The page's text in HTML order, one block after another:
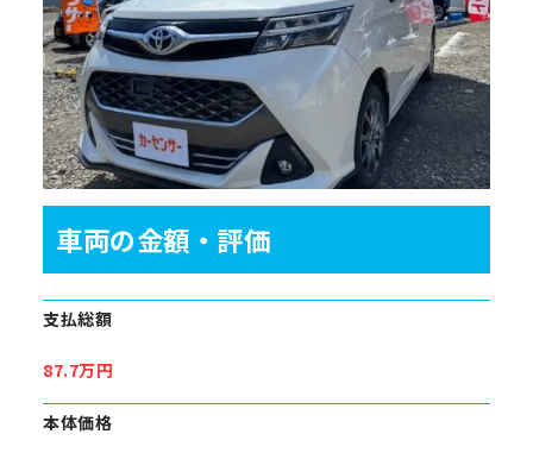
車両の金額・評価
支払総額
87.7万円
本体価格